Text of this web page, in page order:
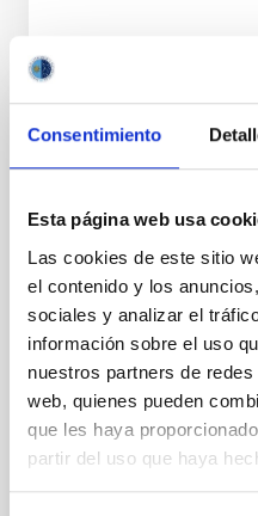
Consentimiento
Esta página web usa
Las cookies de este sitio
el contenido y los
sociales y analizar el
información sobre el uso
nuestros partners de
web, quienes pueden
que les haya
partir del uso que haya
NOTA DE PRENSA
El IAC, reconocido
Ciencia en el 47
El Instituto de
distinguido por la
Canarias con uno de los
durante el acto de
de la Constitución
6 de diciembre y
Gobierno en Canarias,
Delegación del Gobierno